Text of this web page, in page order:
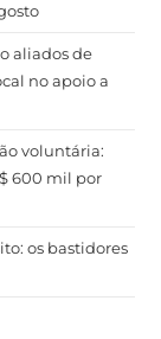
aliados de
no apoio a
voluntária:
600 mil por
os bastidores